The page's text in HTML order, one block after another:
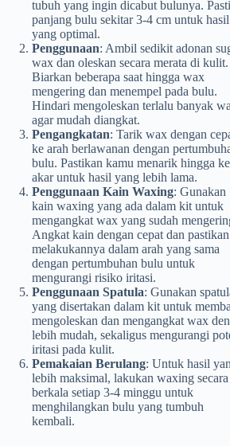
tubuh yang ingin dicabut bulunya.
panjang bulu sekitar 3-4 cm untuk hasil
yang optimal.
Penggunaan: Ambil sedikit adonan
wax dan oleskan secara merata di kulit.
Biarkan beberapa saat hingga wax
mengering dan menempel pada bulu.
Hindari mengoleskan terlalu banyak
agar mudah diangkat.
Pengangkatan: Tarik wax dengan
ke arah berlawanan dengan
bulu. Pastikan kamu menarik hingga ke
akar untuk hasil yang lebih lama.
Penggunaan Kain Waxing: Gunakan
kain waxing yang ada dalam kit untuk
mengangkat wax yang sudah
Angkat kain dengan cepat dan pastikan
melakukannya dalam arah yang sama
dengan pertumbuhan bulu untuk
mengurangi risiko iritasi.
Penggunaan Spatula: Gunakan
yang disertakan dalam kit untuk
mengoleskan dan mengangkat wax
lebih mudah, sekaligus mengurangi
iritasi pada kulit.
Pemakaian Berulang: Untuk hasil
lebih maksimal, lakukan waxing secara
berkala setiap 3-4 minggu untuk
menghilangkan bulu yang tumbuh
kembali.